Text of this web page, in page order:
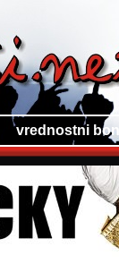
vrednostni bon